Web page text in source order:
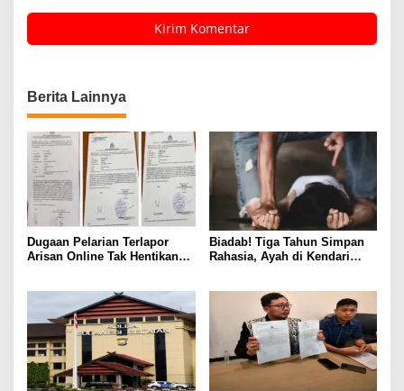
Berita Lainnya
Dugaan Pelarian Terlapor
Arisan Online Tak Hentikan
Biadab! Tiga Tahun Simpan
Rahasia, Ayah di Kendari